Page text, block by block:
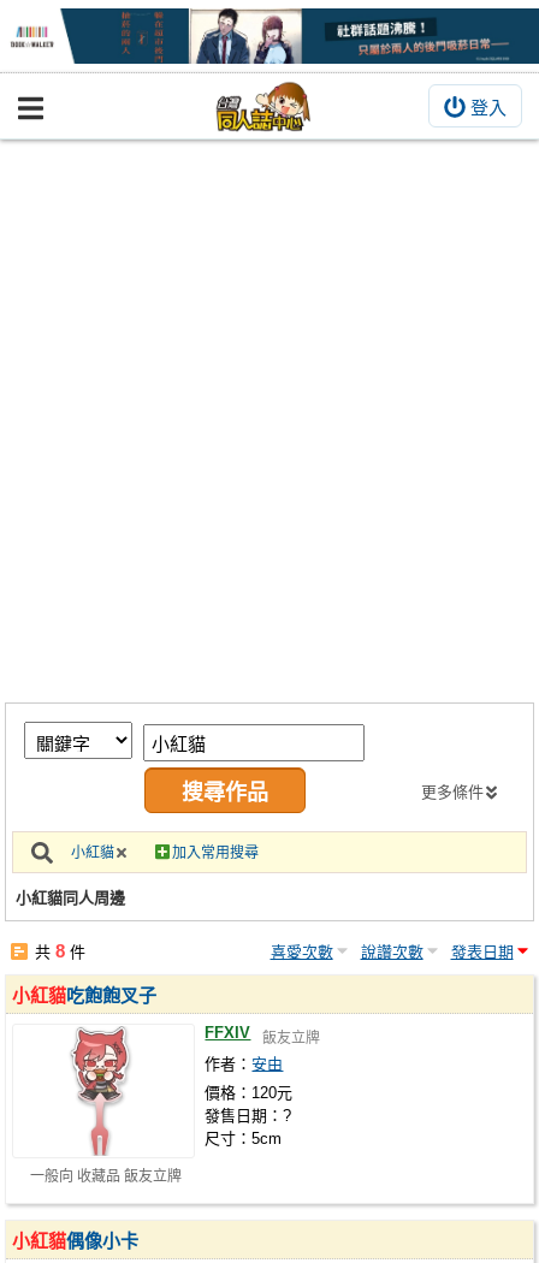
登入
BOOKY書集倉庫
繪圖藝廊
交流中心
攤位轉讓區
會員功能選單
註冊會員
更多條件
小紅貓 加入常用搜尋
小紅貓同人周邊
共8 件 喜愛次數 說讚次數 發表日期
一般向 收藏品 飯友立牌
小紅貓吃飽飽叉子
FFXIV 飯友立牌
作者：安由
價格：120元
發售日期：?
尺寸：5cm
小紅貓偶像小卡